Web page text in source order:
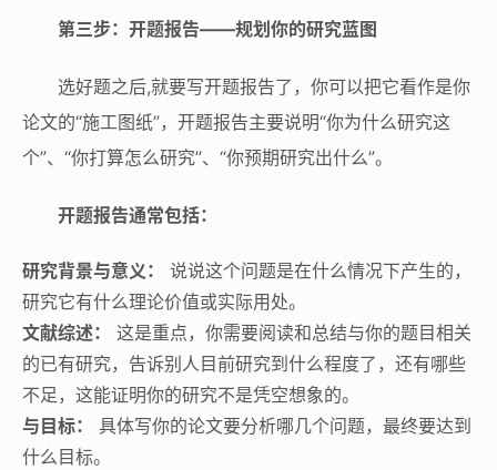
第三步：开题报告——规划你的研究蓝图
选好题之后,就要写开题报告了，你可以把它看作是你
论文的“施工图纸”，开题报告主要说明“你为什么研究这
个”、“你打算怎么研究”、“你预期研究出什么”。
开题报告通常包括：
研究背景与意义：
说说这个问题是在什么情况下产生的，
研究它有什么理论价值或实际用处。
文献综述：
这是重点，你需要阅读和总结与你的题目相关
的已有研究，告诉别人目前研究到什么程度了，还有哪些
不足，这能证明你的研究不是凭空想象的。
与目标：
具体写你的论文要分析哪几个问题，最终要达到
什么目标。